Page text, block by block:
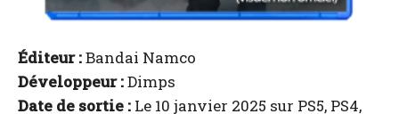
Éditeur :Bandai Namco
Développeur :Dimps
Date de sortie : Le 10 janvier 2025 sur PS5, PS4,